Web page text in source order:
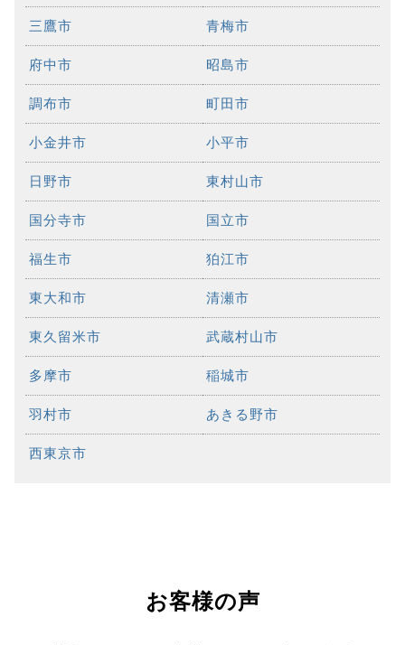
三鷹市 青梅市
府中市 昭島市
調布市 町田市
小金井市 小平市
日野市 東村山市
国分寺市 国立市
福生市 狛江市
東大和市 清瀬市
東久留米市 武蔵村山市
多摩市 稲城市
羽村市 あきる野市
西東京市
お客様の声